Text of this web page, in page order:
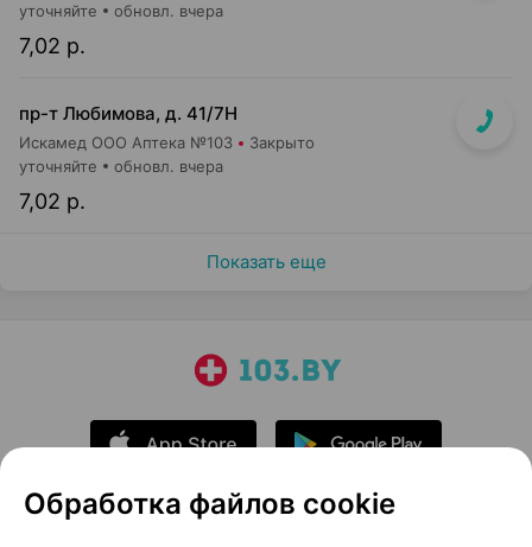
7,02 р.
уточняйте обновл. вчера
пр-т Любимова, д. 41/7Н
Искамед ООО Аптека №103 Закрыто
7,02 р.
уточняйте обновл. вчера
Показать еще
Обработка файлов cookie